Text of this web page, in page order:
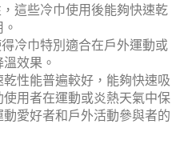
具有速乾特性，還兼具抗
了其實用性。
這些冷巾使用後能夠快速乾
。
冷巾特別適合在戶外運動或
溫效果。
性能普遍較好，能夠快速吸